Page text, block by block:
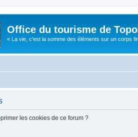
Office du tourisme de
« La vie, c'est la somme des éléments sur un corps
les cookies de ce forum ?